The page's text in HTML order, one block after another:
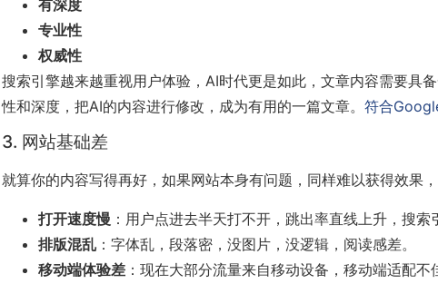
有深度
专业性
权威性
搜索引擎越来越重视用户体验，AI时代更是如此，文章内容需要具
性和深度，把AI的内容进行修改，成为有用的一篇文章。 符合
3. 网站基础差
就算你的内容写得再好，如果网站本身有问题，同样难以获得效果，
打开速度慢 ：用户点进去半天打不开，跳出率直线上升，搜索
排版混乱：字体乱，段落密，没图片，没逻辑，阅读感差。
移动端体验差：现在大部分流量来自移动设备，移动端适配不